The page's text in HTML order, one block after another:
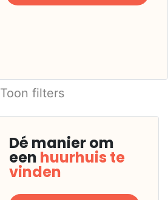
Toon filters
Dé manier om
een huurhuis te
vinden